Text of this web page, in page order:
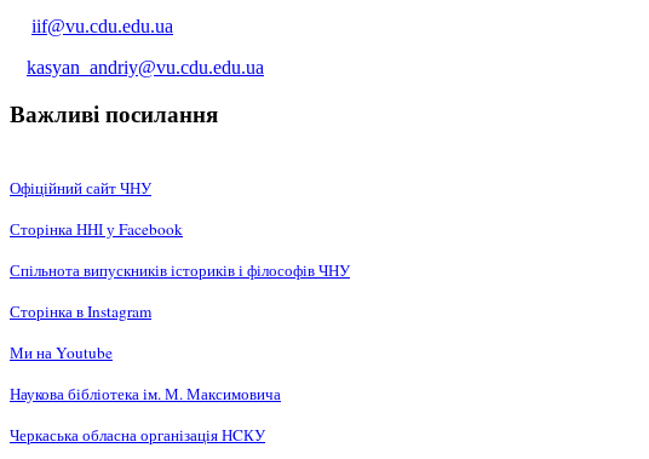
iif@vu.cdu.edu.ua
kasyan_andriy@vu.cdu.edu.ua
Важливі посилання
Офіційний сайт ЧНУ
Сторінка ННІ у Facebook
Спільнота випускників істориків і філософів ЧНУ
Сторінка в Instagram
Ми на Youtube
Наукова бібліотека ім. М. Максимовича
Черкаська обласна організація НCКУ